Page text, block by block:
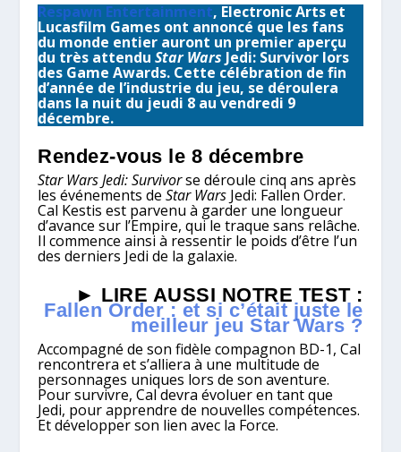
Respawn Entertainment, Electronic Arts et
Lucasfilm Games ont annoncé que les fans
du monde entier auront un premier aperçu
du très attenduStar Wars Jedi: Survivor lors
des Game Awards. Cette célébration de fin
d’année de l’industrie du jeu, se déroulera
dans la nuit du jeudi 8 au vendredi 9
décembre.
Rendez-vous le 8 décembre
Star Wars Jedi: Survivorse déroule cinq ans après
les événements de Star Wars Jedi: Fallen Order.
Cal Kestis est parvenu à garder une longueur
d’avance sur l’Empire, qui le traque sans relâche.
Il commence ainsi à ressentir le poids d’être l’un
des derniers Jedi de la galaxie.
► LIRE AUSSI NOTRE TEST :
Fallen Order : et si c’était juste le
meilleur jeu Star Wars ?
Accompagné de son fidèle compagnon BD-1, Cal
rencontrera et s’alliera à une multitude de
personnages uniques lors de son aventure.
Pour survivre, Cal devra évoluer en tant que
Jedi, pour apprendre de nouvelles compétences.
Et développer son lien avec la Force.